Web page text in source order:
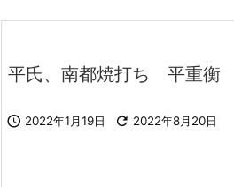
平氏、南都焼打ち 平重衡
 2022年1月19日  2022年8月20日